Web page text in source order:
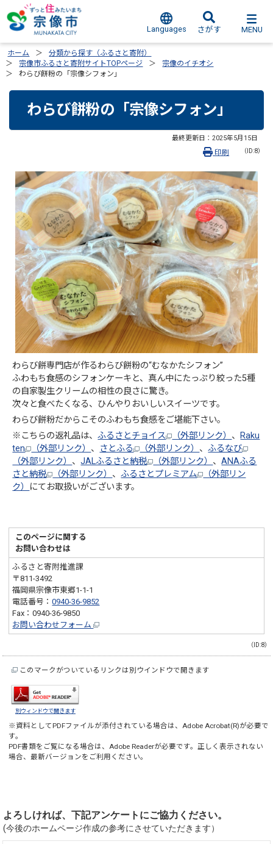
Languages さがす MENU
ホーム
分類から探す（ふるさと寄附）
宗像市ふるさと寄附サイトTOPページ
宗像のイチオシ
わらび餅粉の「宗像シフォン」
わらび餅粉の「宗像シフォン」
最終更新日： 2025年5月15日
（ID:8）
印刷
わらび餅専門店が作るわらび餅粉の“むなかたシフォン”
ふわもち食感のシフォンケーキと、真ん中にたっぷり絞った5種
の自家製生クリームの相性の良さに驚き。
次々と食べたくなる、ひんやりおいしいスイーツです。
わらび餅粉だからこそのふわもち食感をご堪能下さい。
※こちらの返礼品は、ふるさとチョイス （外部リンク） 、Raku
ten
（外部リンク） 、 さとふる （外部リンク） 、ふるなび
（外部リンク） 、JALふるさと納税 （外部リンク） 、ANAふる
さと納税
（外部リンク） 、ふるさとプレミアム
（外部リン
ク） にてお取扱いがございます。
このページに関する
お問い合わせは
ふるさと寄附推進課
〒811-3492
福岡県宗像市東郷1-1-1
電話番号：0940-36-9852
Fax：0940-36-9850
お問い合わせフォーム
（ID:8）
このマークがついているリンクは別ウインドウで開きます
別ウィンドウで開きます
※資料としてPDFファイルが添付されている場合は、Adobe Acrobat(R)が必要で
す。
PDF書類をご覧になる場合は、Adobe Readerが必要です。正しく表示されない
場合、最新バージョンをご利用ください。